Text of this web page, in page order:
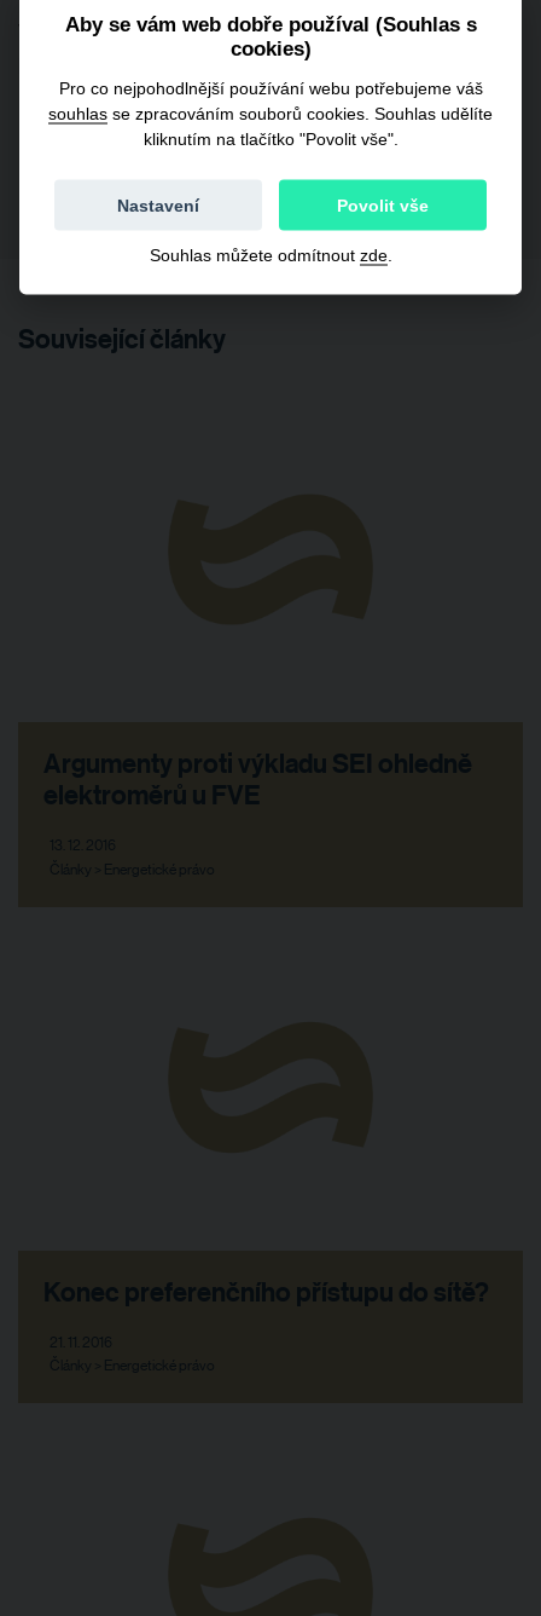
V těchto otázkách jsme připraveni pomoci, ať už
poskytnutím expertního stanoviska stran konkrétní
FVE anebo při jednání s bankou.
Související články
Argumenty proti výkladu SEI ohledně
elektroměrů u FVE
13. 12. 2016
Články > Energetické právo
Konec preferenčního přístupu do sítě?
21. 11. 2016
Články > Energetické právo
Aby se vám web dobře používal (Souhlas s
cookies)
Pro co nejpohodlnější používání webu potřebujeme váš
souhlas se zpracováním souborů cookies. Souhlas udělíte
kliknutím na tlačítko "Povolit vše".
Povolit vše
Nastavení
Souhlas můžete odmítnout zde.